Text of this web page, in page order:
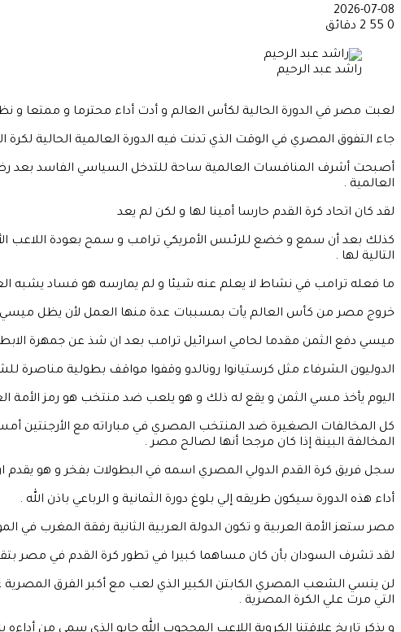
2026-07-08
0
2 دقائق
راشد عبد الرحيم
لعبت مصر في الدورة الحالية لكأس العالم و أدت أداء محترما و ممتعا و
جاء التفوق المصري في الوقت الذي تدنت فيه الدورة العالمية الحالية
أصبحت أشرف المنافسات العالمية ساحة للتدخل السياسي الفاسد بعد رضي
العالمية .
لقد كان اتحاد كرة القدم حارسا أمينا لها و لكن لم يعد
كذلك بعد أن سمع و خضع للرئىس الأمريكي ترامب و سمح بعودة اللاعب
التالية لها .
ما فعله ترامب في نشاط لا يعلم عنه شيئا و لم يمارسه هو فساد يشبه
خروج مصر من كأس العالم يأت بمسببات عدة منها العمل لأن يظل ميسي
ميسي دفع الثمن مقدما لحامي اسرائيل ترامب بعد ان شذ عن جمهرة الابطال
الدوليون الشرفاء مثل كرستيانوا رونالدو وقفوا مواقف بطولية
اليوم يأخذ مسي الثمن و يقع له ذلك و هو يلعب ضد منتخب هو رمز الأمة
كل المخالفات الصغيرة ضد المنتخب المصري في مباراته مع الأرجنتين
المخالفة البينة إذا كان مرجحا أنها لصالح مصر .
سجل فريق كرة القدم الدولي المصري اسمه في البطولات بفخر و هو يقدم
أداء هذه الدورة سيكون طريقه إلي بلوغ دورة الثمانية و الرباعي باذن الله .
مصر ستعز الأمة العربية و تكون الدولة العربية الثانية رفقة المغرب في
لقد تشرف السودان بأن كان مساهما كبيرا في تطور كرة القدم في مصر
لن ينسي الشعب المصري الكابتن الكبير الذي لعب مع أكبر الفرق
التي مرت علي الكرة المصرية .